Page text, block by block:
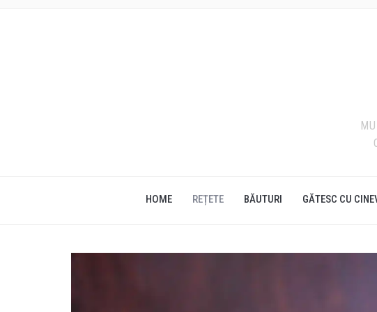
HOME REȚETE BĂUTURI GĂTESC CU